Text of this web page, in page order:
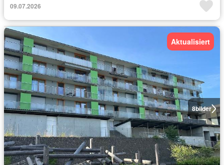
09.07.2026
8bilder
Aktualisiert